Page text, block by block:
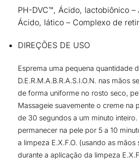
PH-DVC™, Ácido, lactobiônico –
Ácido, lático – Complexo de
DIREÇÕES DE USO
Esprema uma pequena quantidade
D.E.R.M.A.B.R.A.S.I.O.N. nas mãos
de forma uniforme no rosto seco,
Massageie suavemente o creme na
de 30 segundos a um minuto
permanecer na pele por 5 a 10
a limpeza E.X.F.O. (usando as mãos
durante a aplicação da limpeza